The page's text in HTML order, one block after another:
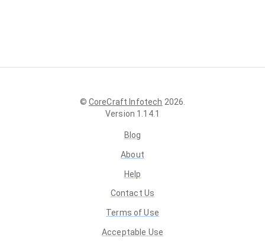
© CoreCraft Infotech 2026
Version 1.14.1
Blog
About
Help
Contact Us
Terms of Use
Acceptable Use